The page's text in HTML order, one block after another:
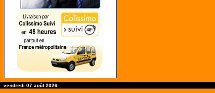
vendredi 07 août 2026